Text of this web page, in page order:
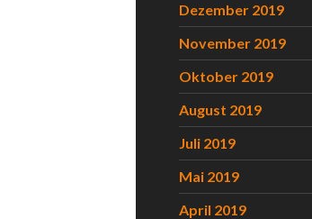
Dezember 2019
November 2019
Oktober 2019
August 2019
Juli 2019
Mai 2019
April 2019